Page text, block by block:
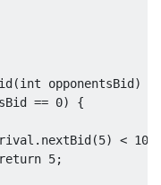
(int opponentsBid )
== 0)
{
rival . nextBid (5) < 10
return 5;